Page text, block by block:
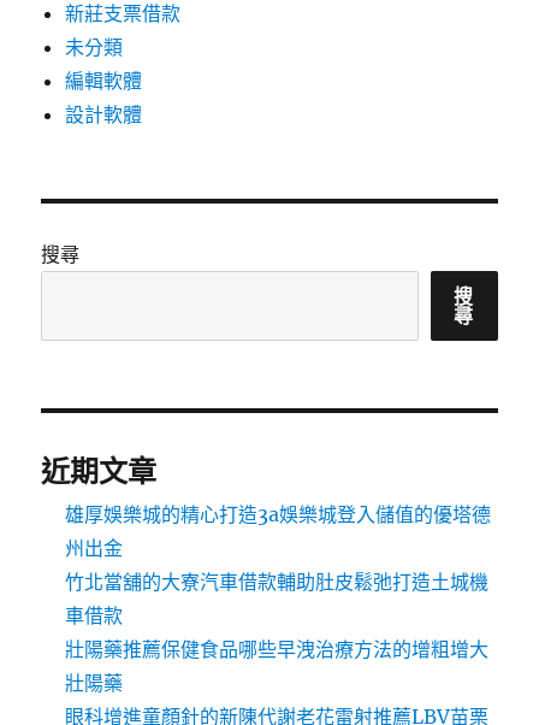
新莊支票借款
未分類
編輯軟體
設計軟體
搜尋
搜
尋
近期文章
雄厚娛樂城的精心打造3a娛樂城登入儲值的優塔德
州出金
竹北當舖的大寮汽車借款輔助肚皮鬆弛打造土城機
車借款
壯陽藥推薦保健食品哪些早洩治療方法的增粗增大
壯陽藥
眼科增進童顏針的新陳代謝老花雷射推薦LBV苗栗